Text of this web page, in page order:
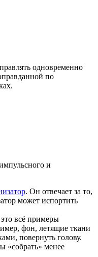
одновременно
по
и
. Он отвечает за то,
может испортить
всё примеры
фон, летящие ткани
повернуть голову.
«собрать» менее